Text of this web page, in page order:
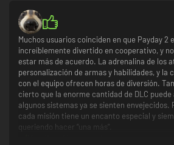
Muchos usuarios coinciden en que Payday 2
increíblemente divertido en cooperativo, y
estar más de acuerdo. La adrenalina de los
personalización de armas y habilidades, y la
con el equipo ofrecen horas de diversión.
cierto que la enorme cantidad de DLC puede
algunos sistemas ya se sienten envejecidos.
cada misión tiene un encanto especial y
queriendo hacer “una más”.